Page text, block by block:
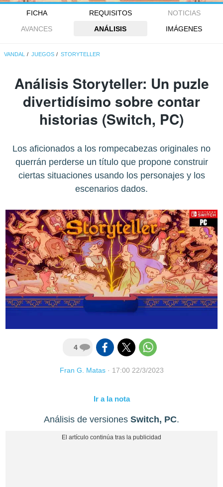
FICHA REQUISITOS
NOTICIAS
AVANCES
ANÁLISIS IMÁGENES
VANDAL JUEGOS STORYTELLER
Análisis Storyteller: Un puzle
divertidísimo sobre contar
historias (Switch, PC)
Los aficionados a los rompecabezas originales no
querrán perderse un título que propone construir
ciertas situaciones usando los personajes y los
escenarios dados.
4
Fran G. Matas· 17:00 22/3/2023
Ir a la nota
Análisis de versiones Switch, PC.